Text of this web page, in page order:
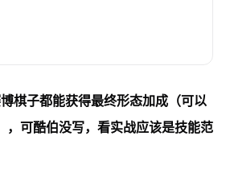
棋子都能获得最终形态加成（可以
，可酷伯没写，看实战应该是技能范